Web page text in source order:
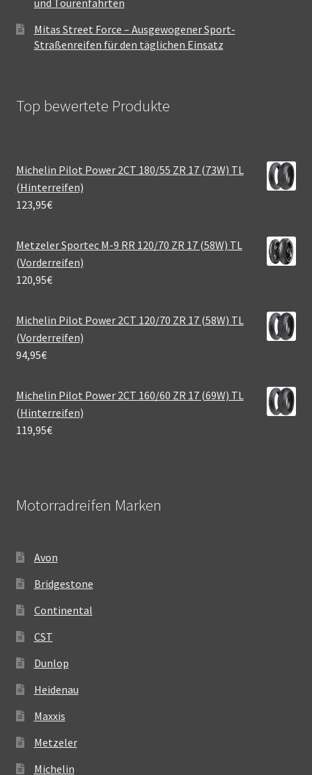
Mitas Street Force – Ausgewogener Sport-
Straßenreifen für den täglichen Einsatz
Top bewertete Produkte
Michelin Pilot Power 2CT 180/55 ZR 17 (73W) TL
(Hinterreifen)
123,95€
Metzeler Sportec M-9 RR 120/70 ZR 17 (58W) TL
(Vorderreifen)
120,95€
Michelin Pilot Power 2CT 120/70 ZR 17 (58W) TL
(Vorderreifen)
94,95€
Michelin Pilot Power 2CT 160/60 ZR 17 (69W) TL
(Hinterreifen)
119,95€
Motorradreifen Marken
Avon
Bridgestone
Continental
CST
Dunlop
Heidenau
Maxxis
Metzeler
Michelin